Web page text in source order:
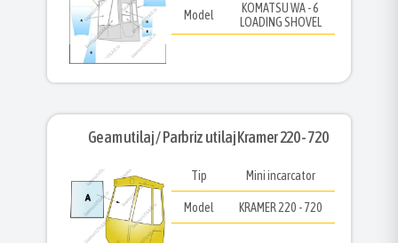
Model
KOMATSU WA - 6
LOADING SHOVEL
Geam utilaj / Parbriz utilaj Kramer 220 - 720
Tip Mini incarcator
Model KRAMER 220 - 720